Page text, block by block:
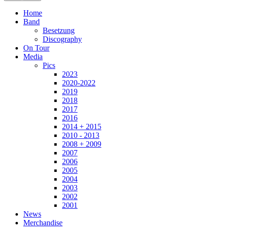
Home
Band
Besetzung
Discography
On Tour
Media
Pics
2023
2020-2022
2019
2018
2017
2016
2014 + 2015
2010 - 2013
2008 + 2009
2007
2006
2005
2004
2003
2002
2001
News
Merchandise